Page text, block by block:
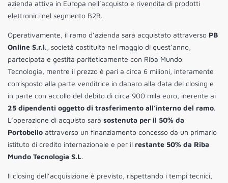
azienda attiva in Europa nell’acquisto e rivendita di prodotti
elettronici nel segmento B2B.
Operativamente, il ramo d’azienda sarà acquistato attraverso PB
Online S.r.l., società costituita nel maggio di quest’anno,
partecipata e gestita pariteticamente con Riba Mundo
Tecnologia, mentre il prezzo è pari a circa 6 milioni, interamente
corrisposto alla parte venditrice in danaro alla data del closing e
in parte con accollo del debito di circa 900 mila euro, inerente ai
25 dipendenti oggetto di trasferimento all’interno del ramo.
L’operazione di acquisto sarà sostenuta per il 50% da
Portobello attraverso un finanziamento concesso da un primario
istituto di credito internazionale e per il restante 50% da Riba
Mundo Tecnologia S.L.
Il closing dell’acquisizione è previsto, rispettando i tempi tecnici,